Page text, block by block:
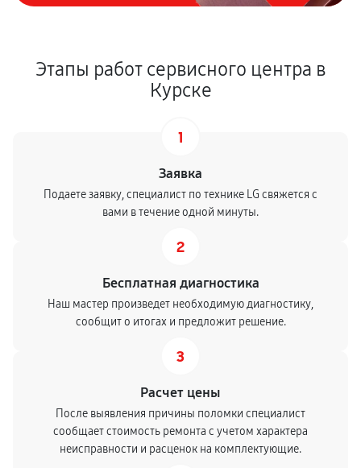
Этапы работ сервисного центра в
Курске
1
Заявка
Подаете заявку, специалист по технике LG свяжется с
вами в течение одной минуты.
2
Бесплатная диагностика
Наш мастер произведет необходимую диагностику,
сообщит о итогах и предложит решение.
3
Расчет цены
После выявления причины поломки специалист
сообщает стоимость ремонта с учетом характера
неисправности и расценок на комплектующие.